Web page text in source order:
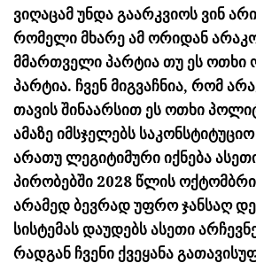
ვიღაცამ უნდა გაარკვიოს ვინ
რომელი მხარე ამ ორიდან
მმართველი პარტია თუ ეს ოთხი
პარტია. ჩვენ მიგვაჩნია, რომ
თავის შინაარსით ეს ოთხი
ამაზე იმსჯელებს
არათუ ლეგიტიმური იქნება
პირობებში 2028 წლის
არამედ ბევრად უფრო ჯანსაღ
სისტემას დაუდებს ასეთი
რადგან ჩვენი ქვეყანა